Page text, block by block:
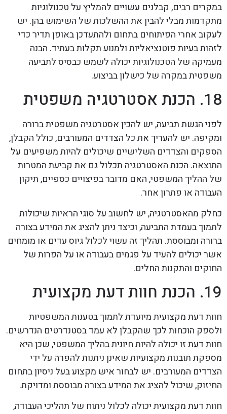
במקרים רבים, קבלנים עשויים להמליץ על טכנולוגיות
מתקדמות מבלי להבין את ההשלכות של השימוש בהן. יש
לעקוב אחרי הפיתוחים בתחום ולהתעדכן באופן תדיר כדי
לזהות בעיות פוטנציאליות ולמנוע תקלות בעתיד. הבנה
מעמיקה של הטכנולוגיות יכולה לשמש כבסיס לתביעה
משפטית במקרה של כישלון בביצוע.
18. הכנת אסטרטגיה משפטית
לפני הגשת תביעה, יש להכין אסטרטגיה משפטית ברורה
ומקיפה. יש להעריך את כל הצדדים המעורבים, כולל הקבלן,
הספקים והצדדים השלישיים שיכולים להיות משפיעים על
התוצאה. הכנת האסטרטגיה תכלול גם את קביעת המטרות
של ההליך המשפטי, האם מדובר בפיצויים כספיים, תיקון
העבודה או פתרון אחר.
כחלק מהאסטרטגיה, יש לחשוב על סוגי הראיות שיכולות
לתמוך בעמדת התביעה, וכיצד ניתן להציג את המידע בצורה
ברורה ומבוססת. תהליך זה עשוי לכלול גיוס עדים או מומחים
אשר יכולים להעיד על פגמים בעבודה או על הפרות של
החוקים והתקנות החלים.
19. הכנת חוות דעת מקצועית
חוות דעת מקצועית מיועדת לתמוך בטענות המשפטיות
ולספק הוכחות לכך שהקבלן לא עמד בסטנדרטים הנדרשים.
חוות דעת זו יכולה להיות חיונית בהליך המשפטי, שכן היא
מספקת תובנות מקצועיות שאינן ניתנות להפרה על ידי
הצדדים המעורבים. יש לבחור איש מקצוע בעל ניסיון בתחום
החיזוק, שיכול להציג את המידע בצורה מבוססת ומדויקת.
חוות דעת מקצועית יכולה לכלול ניתוח של תהליכי העבודה,